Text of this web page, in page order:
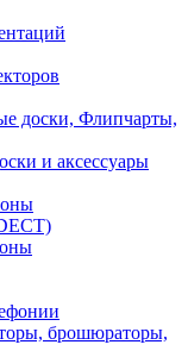
доски, Флипчарты,
и аксессуары
брошюраторы,